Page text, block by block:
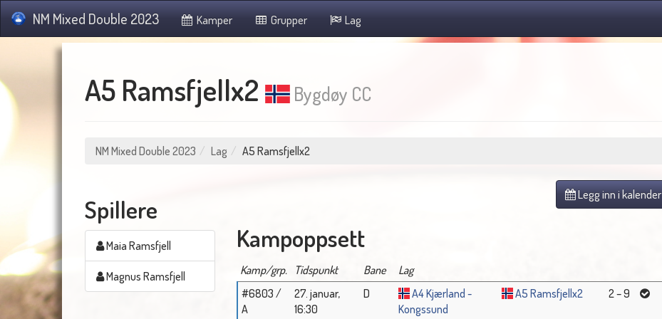
NM Mixed Double 2023 Kamper Grupper Lag
A5 Ramsfjellx2 Bygdøy CC
NM Mixed Double 2023 Lag A5 Ramsfjellx2
Spillere
Maia Ramsfjell
Magnus Ramsfjell
Legg inn i kalender
Kampoppsett
Kamp/grp. Tidspunkt Bane
Lag
#6803 /
A
27. januar,
16:30
D
A4 Kjærland -
Kongssund
A5 Ramsfjellx2 2 – 9